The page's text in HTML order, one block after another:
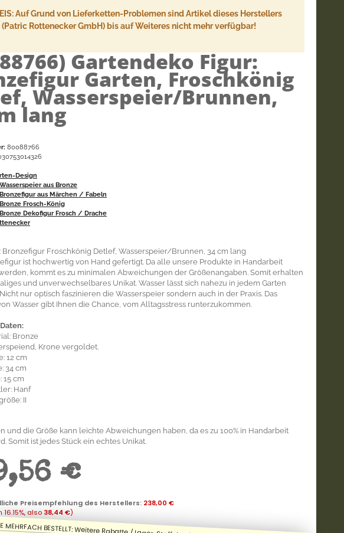
Auf Grund von Lieferketten-Problemen sind Artikel dieses Herstellers
(Patric Rottenecker GmbH) bis auf Weiteres nicht mehr verfügbar!
Gartendeko Figur:
Garten, Froschkönig
Wasserspeier/Brunnen,
lang
80088766
Design
Wasserspeier aus Bronze
Bronzefigur aus Märchen / Fabeln
Bronze Frosch-König
Bronze Dekofigur Frosch / Drache
Bronzefigur Froschkönig Detlef, Wasserspeier/Brunnen, 34 cm lang
ist hochwertig von Hand gefertigt. Da alle unsere Produkte in Handarbeit
kommt es zu minimalen Abweichungen der Größenangaben. Somit erhalten
und unverwechselbares Unikat. Wasser lässt sich nahezu in jedem Garten
nur optisch faszinieren die Wasserspeier sondern auch in der Praxis. Das
Wasser gibt Ihnen die Chance, vom Alltagsstress runterzukommen.
Bronze
Krone vergoldet.
12 cm
34 cm
15 cm
Hanf
II
und die Größe kann leichte Abweichungen haben, da es zu 100% in Handarbeit
Somit ist jedes Stück ein echtes Unikat.
€
Preisempfehlung des Herstellers: 238,00 €
16.15%, also 38,44 €)